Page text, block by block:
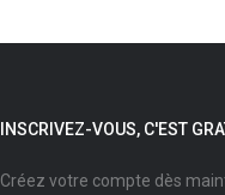
INSCRIVEZ-VOUS, C'EST
Créez votre compte dès